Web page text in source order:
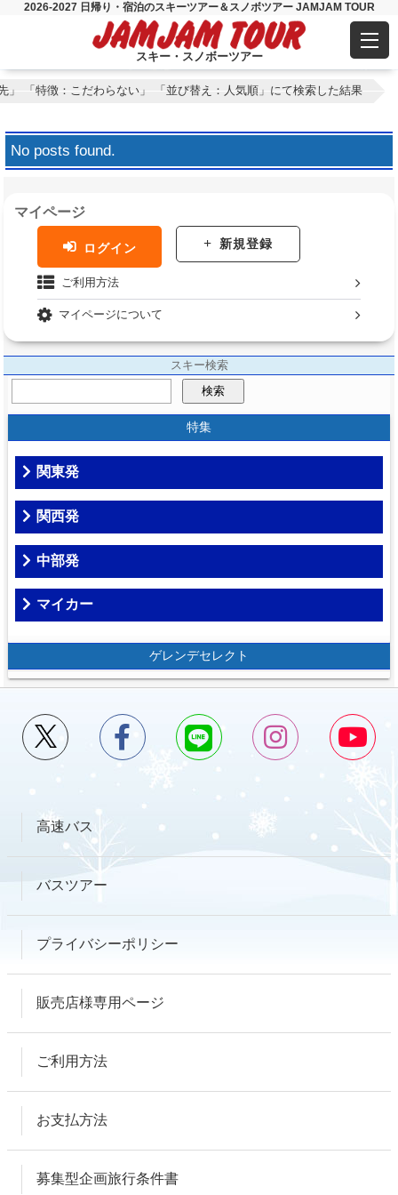
2026-2027 日帰り・宿泊のスキーツアー＆スノボツアー JAMJAM TOUR
スキー・スノボーツアー
「特徴：こだわらない」 「並び替え：人気順」にて検索した結果
No posts found.
マイページ
ログイン 新規登録
ご利用方法
マイページについて
スキー検索
検索
特集
関東発
関西発
中部発
マイカー
ゲレンデセレクト
高速バス
バスツアー
プライバシーポリシー
販売店様専用ページ
ご利用方法
お支払方法
募集型企画旅行条件書